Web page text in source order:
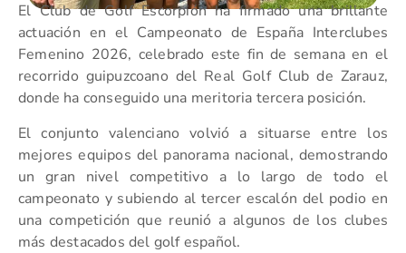
El Club de Golf Escorpión ha firmado una brillante
actuación en el Campeonato de España Interclubes
Femenino 2026, celebrado este fin de semana en el
recorrido guipuzcoano del Real Golf Club de Zarauz,
donde ha conseguido una meritoria tercera posición.
El conjunto valenciano volvió a situarse entre los
mejores equipos del panorama nacional, demostrando
un gran nivel competitivo a lo largo de todo el
campeonato y subiendo al tercer escalón del podio en
una competición que reunió a algunos de los clubes
más destacados del golf español.